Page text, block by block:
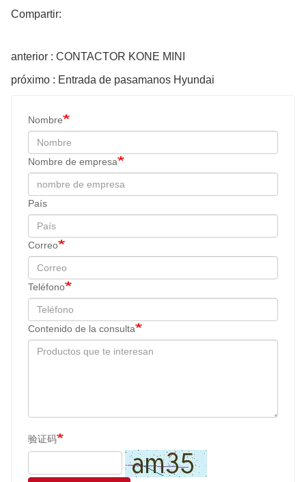
Compartir:
anterior : CONTACTOR KONE MINI
próximo : Entrada de pasamanos Hyundai
Nombre
Nombre de empresa
País
Correo
Teléfono
Contenido de la consulta
验证码